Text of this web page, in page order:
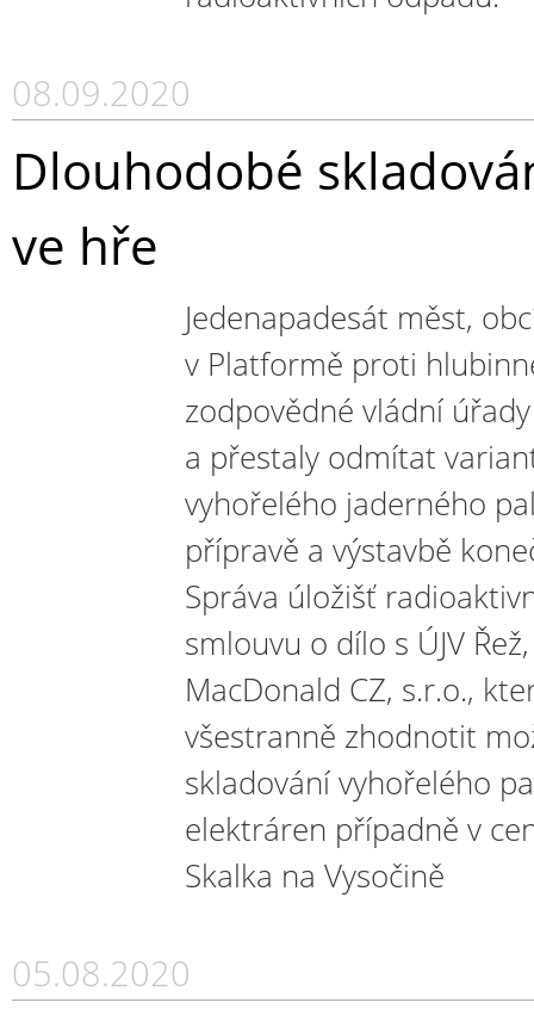
08.09.2020
Dlouhodobé
ve hře
Jedenapadesát měst,
v Platformě proti
zodpovědné vládní
a přestaly odmítat
vyhořelého jaderného
přípravě a výstavbě
Správa úložišť
smlouvu o dílo s ÚJV
MacDonald CZ, s.r.o.,
všestranně zhodnotit
skladování vyhořelého
elektráren případně v
Skalka na Vysočině
05.08.2020